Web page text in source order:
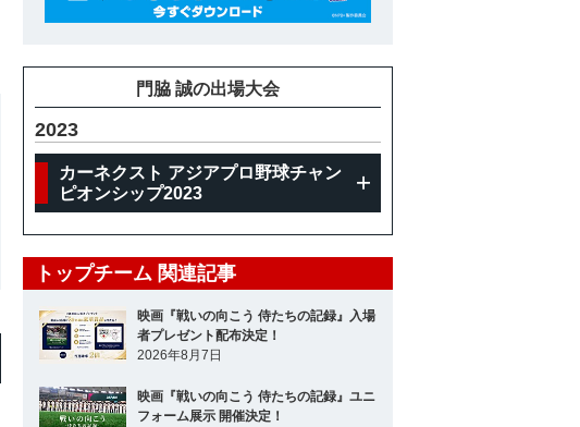
門脇 誠の出場大会
2023
カーネクスト アジアプロ野球チャン
ピオンシップ2023
トップチーム 関連記事
映画『戦いの向こう 侍たちの記録』入場
者プレゼント配布決定！
2026年8月7日
映画『戦いの向こう 侍たちの記録』ユニ
フォーム展示 開催決定！